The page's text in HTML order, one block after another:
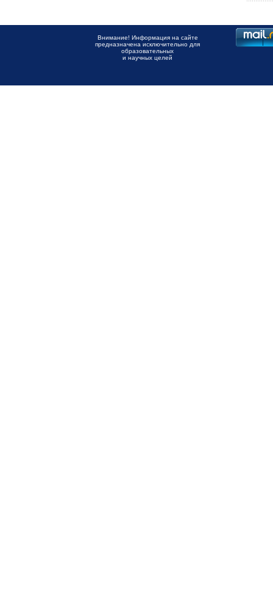
Внимание! Информация на сайте
предназначена исключительно для
образовательных
и научных целей